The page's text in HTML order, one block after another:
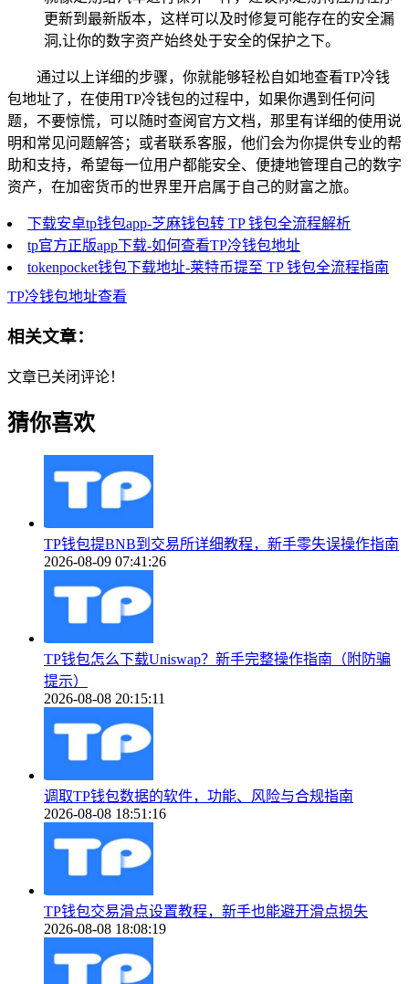
更新到最新版本，这样可以及时修复可能存在的安全漏
洞,让你的数字资产始终处于安全的保护之下。
通过以上详细的步骤，你就能够轻松自如地查看TP冷钱
包地址了，在使用TP冷钱包的过程中，如果你遇到任何问
题，不要惊慌，可以随时查阅官方文档，那里有详细的使用说
明和常见问题解答；或者联系客服，他们会为你提供专业的帮
助和支持，希望每一位用户都能安全、便捷地管理自己的数字
资产，在加密货币的世界里开启属于自己的财富之旅。
下载安卓tp钱包app-芝麻钱包转 TP 钱包全流程解析
tp官方正版app下载-如何查看TP冷钱包地址
tokenpocket钱包下载地址-莱特币提至 TP 钱包全流程指南
TP冷钱包地址查看
相关文章：
文章已关闭评论！
猜你喜欢
TP钱包提BNB到交易所详细教程，新手零失误操作指南
2026-08-09 07:41:26
TP钱包怎么下载Uniswap？新手完整操作指南（附防骗
提示）
2026-08-08 20:15:11
调取TP钱包数据的软件，功能、风险与合规指南
2026-08-08 18:51:16
TP钱包交易滑点设置教程，新手也能避开滑点损失
2026-08-08 18:08:19